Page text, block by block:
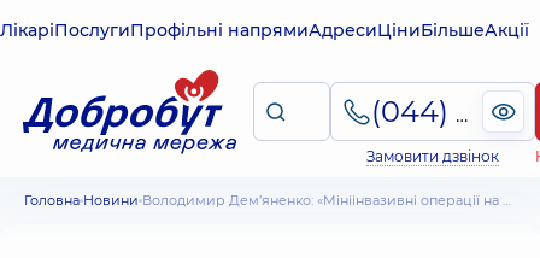
ЛікаріПослугиПрофільні напрямиАдресиЦіниБільшеАкції
(044) 495-2-888
Замовити дзвінок
Головна Новини Володимир Дем’яненко: «Мініінвазивні операції на серці в Добробут – це унікальні методики, які дозволяють скоротити час на реабілітацію пацієнта»